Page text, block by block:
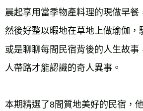
晨起享用當季物產料理的現做早餐
然後好整以暇地在草地上做瑜伽，
或是聊聊每間民宿背後的人生故事
人帶路才能認識的奇人異事。
本期精選了8間質地美好的民宿，